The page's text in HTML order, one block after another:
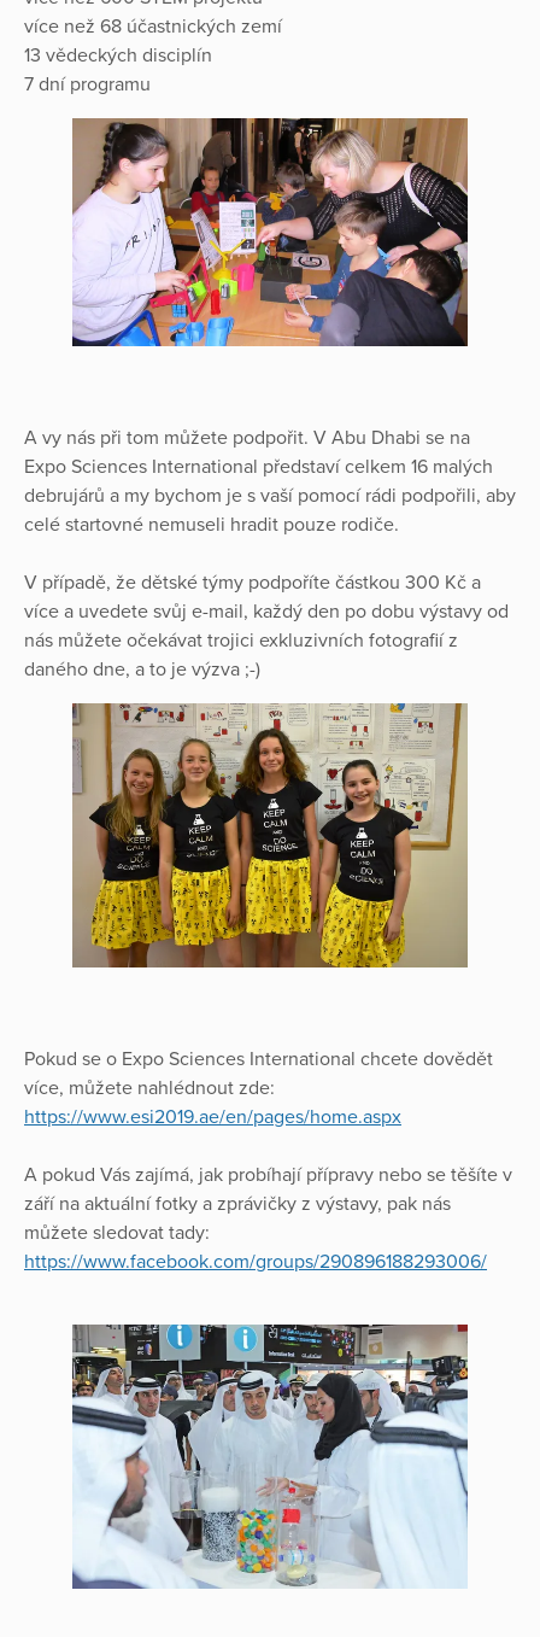
více než 68 účastnických zemí
13 vědeckých disciplín
7 dní programu
A vy nás při tom můžete podpořit. V Abu Dhabi se na
Expo Sciences International představí celkem 16 malých
debrujárů a my bychom je s vaší pomocí rádi podpořili, aby
celé startovné nemuseli hradit pouze rodiče.
V případě, že dětské týmy podpoříte částkou 300 Kč a
více a uvedete svůj e-mail, každý den po dobu výstavy od
nás můžete očekávat trojici exkluzivních fotografií z
daného dne, a to je výzva ;-)
Pokud se o Expo Sciences International chcete dovědět
více, můžete nahlédnout zde:
https://www.esi2019.ae/en/pages/home.aspx
A pokud Vás zajímá, jak probíhají přípravy nebo se těšíte v
září na aktuální fotky a zprávičky z výstavy, pak nás
můžete sledovat tady:
https://www.facebook.com/groups/290896188293006/